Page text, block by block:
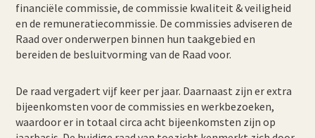
financiële commissie, de commissie kwaliteit & veiligheid
en de remuneratiecommissie. De commissies adviseren de
Raad over onderwerpen binnen hun taakgebied en
bereiden de besluitvorming van de Raad voor.
De raad vergadert vijf keer per jaar. Daarnaast zijn er extra
bijeenkomsten voor de commissies en werkbezoeken,
waardoor er in totaal circa acht bijeenkomsten zijn op